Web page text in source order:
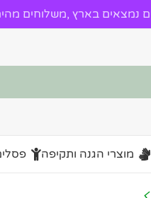
נמצאים בארץ ,משלוחים
מוצרי הגנה ותקיפה